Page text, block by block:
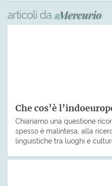
articoli da
Che cos’è
Chiariamo una questione
spesso è malintesa, alla
linguistiche tra luoghi e